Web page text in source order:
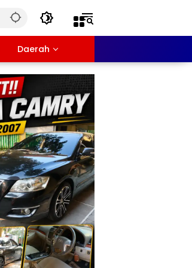
Daerah